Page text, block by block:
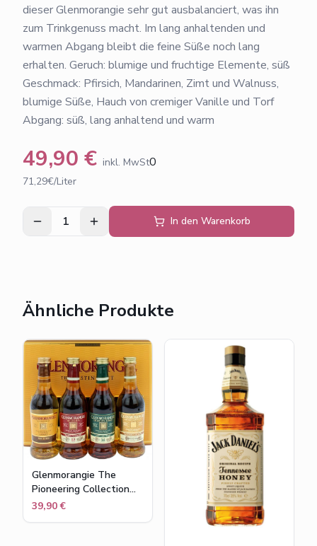
dieser Glenmorangie sehr gut ausbalanciert, was ihn
zum Trinkgenuss macht. Im lang anhaltenden und
warmen Abgang bleibt die feine Süße noch lang
erhalten. Geruch: blumige und fruchtige Elemente, süß
Geschmack: Pfirsich, Mandarinen, Zimt und Walnuss,
blumige Süße, Hauch von cremiger Vanille und Torf
Abgang: süß, lang anhaltend und warm
49,90 € inkl. MwSt0
71,29€/Liter
1 In den Warenkorb
Ähnliche Produkte
Glenmorangie The
Pioneering Collection
Miniaturenset (4x10cl)
39,90 €